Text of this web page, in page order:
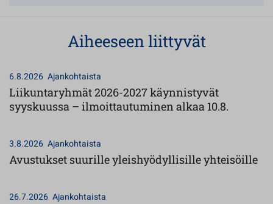
Aiheeseen liittyvät
6.8.2026 Ajankohtaista
Liikuntaryhmät 2026-2027 käynnistyvät
syyskuussa – ilmoittautuminen alkaa 10.8.
3.8.2026 Ajankohtaista
Avustukset suurille yleishyödyllisille yhteisöille
26.7.2026 Ajankohtaista